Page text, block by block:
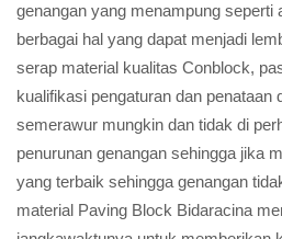
genangan yang menampung seperti
berbagai hal yang dapat menjadi
serap material kualitas Conblock,
kualifikasi pengaturan dan penataan
semerawur mungkin dan tidak di
penurunan genangan sehingga jika
yang terbaik sehingga genangan
material Paving Block Bidaracina